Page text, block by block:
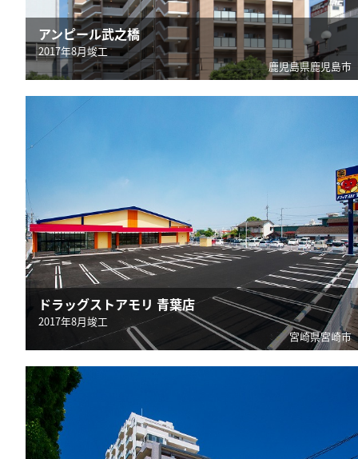
アンピール武之橋
2017年8月竣工
鹿児島県鹿児島市
ドラッグストアモリ 青葉店
2017年8月竣工
宮崎県宮崎市